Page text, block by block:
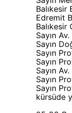
Balıkesir
Edremit
Balıkesir
Sayın
Sayın
Sayın
Sayın
Sayın
Sayın
Sayın
kürsüde